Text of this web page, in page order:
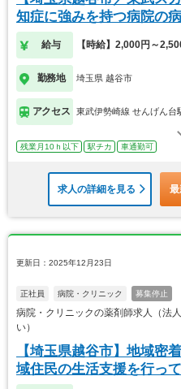
知症に強みを持つ病院の
給与 【時給】2,000円～
勤務地 埼玉県 越谷市
アクセス 東武伊勢崎線 せんげん台
残業月10ｈ以下 駅チカ 車通勤可
求人の詳細を見る
更新日：2025年12月23日
正社員 病院・クリニック 募集停止
病院・クリニックの薬剤師求人（
い）
【埼玉県越谷市】地域
域住民の生活支援を行って